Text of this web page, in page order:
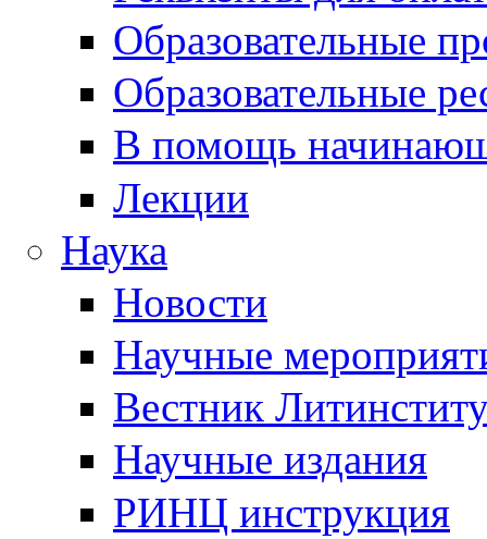
Образовательные
Образовательные
В помощь
Лекции
Наука
Новости
Научные
Вестник
Научные издания
РИНЦ инструкция